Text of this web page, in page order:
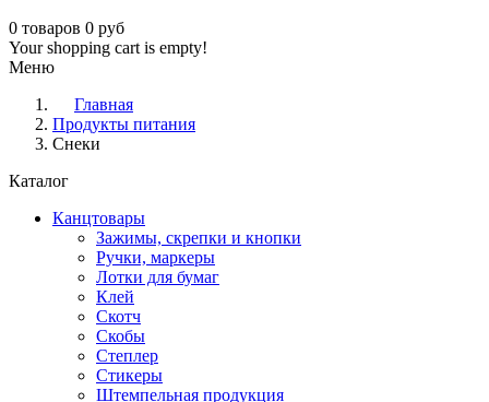
0 товаров 0 руб
Your shopping cart is empty!
Меню
Главная
Продукты питания
Снеки
Каталог
Канцтовары
Зажимы, скрепки и кнопки
Ручки, маркеры
Лотки для бумаг
Клей
Скотч
Скобы
Степлер
Стикеры
Штемпельная продукция